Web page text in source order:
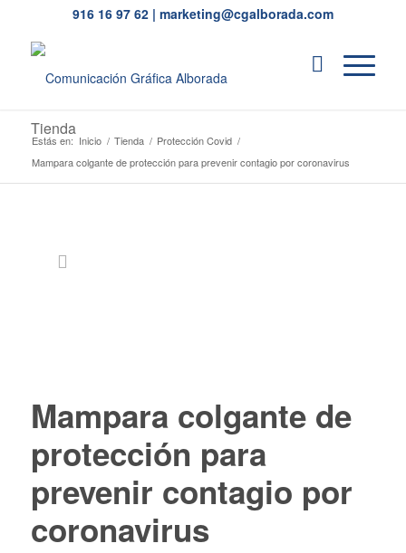
916 16 97 62| marketing@cgalborada.com
Tienda
Estás en: Inicio / Tienda / Protección Covid /
Mampara colgante de protección para prevenir contagio por coronavirus
Mampara colgante de
protección para
prevenir contagio por
coronavirus